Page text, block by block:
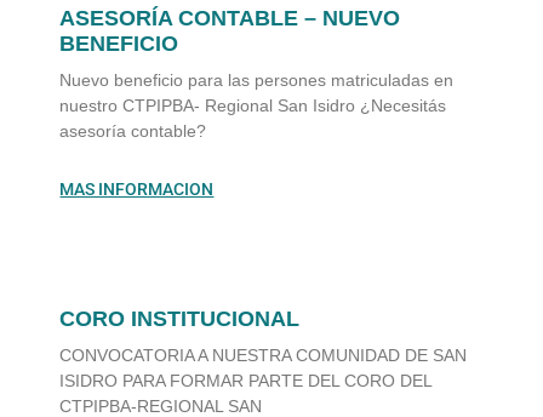
ASESORÍA CONTABLE – NUEVO
BENEFICIO
Nuevo beneficio para las persones matriculadas en
nuestro CTPIPBA- Regional San Isidro ¿Necesitás
asesoría contable?
MAS INFORMACION
CORO INSTITUCIONAL
CONVOCATORIA A NUESTRA COMUNIDAD DE SAN
ISIDRO PARA FORMAR PARTE DEL CORO DEL
CTPIPBA-REGIONAL SAN